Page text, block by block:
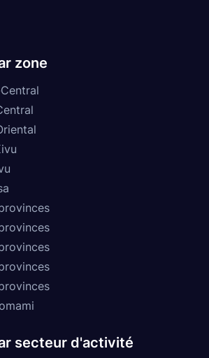
zone
secteur d'activité